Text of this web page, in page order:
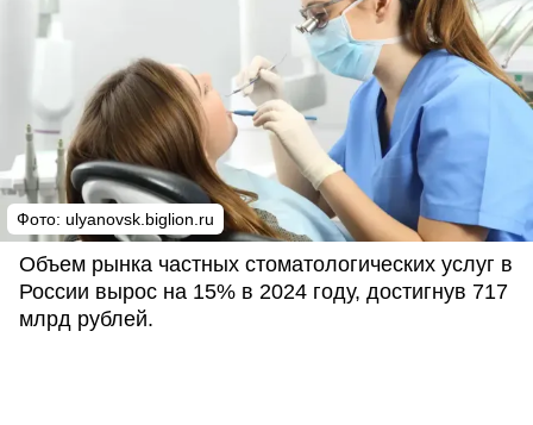
Фото: ulyanovsk.biglion.ru
Объем рынка частных стоматологических услуг в
России вырос на 15% в 2024 году, достигнув 717
млрд рублей.